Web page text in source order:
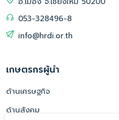
053-328496-8
info@hrdi.or.th
เกษตรกรผู้นำ
ด้านเศรษฐกิจ
ด้านสังคม